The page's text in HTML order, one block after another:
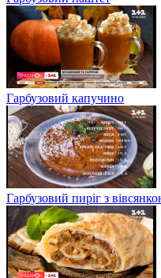
Гарбузовий капучино
Гарбузовий пиріг з